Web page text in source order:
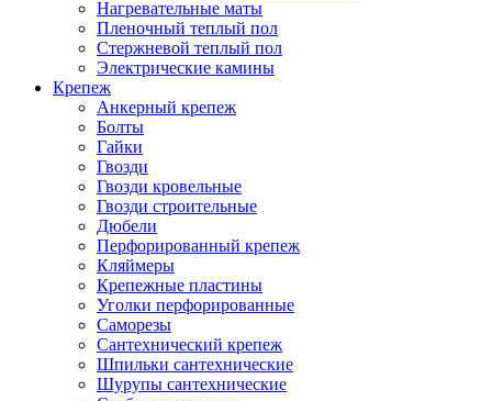
Нагревательные маты
Пленочный теплый пол
Стержневой теплый пол
Электрические камины
Крепеж
Анкерный крепеж
Болты
Гайки
Гвозди
Гвозди кровельные
Гвозди строительные
Дюбели
Перфорированный крепеж
Кляймеры
Крепежные пластины
Уголки перфорированные
Саморезы
Сантехнический крепеж
Шпильки сантехнические
Шурупы сантехнические